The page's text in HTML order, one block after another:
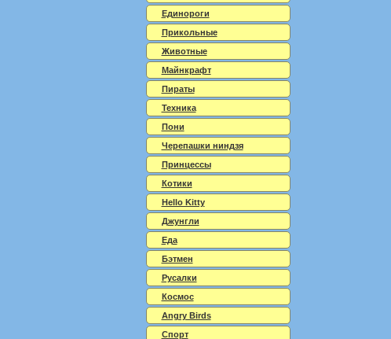
Единороги
Прикольные
Животные
Майнкрафт
Пираты
Техника
Пони
Черепашки ниндзя
Принцессы
Котики
Hello Kitty
Джунгли
Еда
Бэтмен
Русалки
Космос
Angry Birds
Спорт